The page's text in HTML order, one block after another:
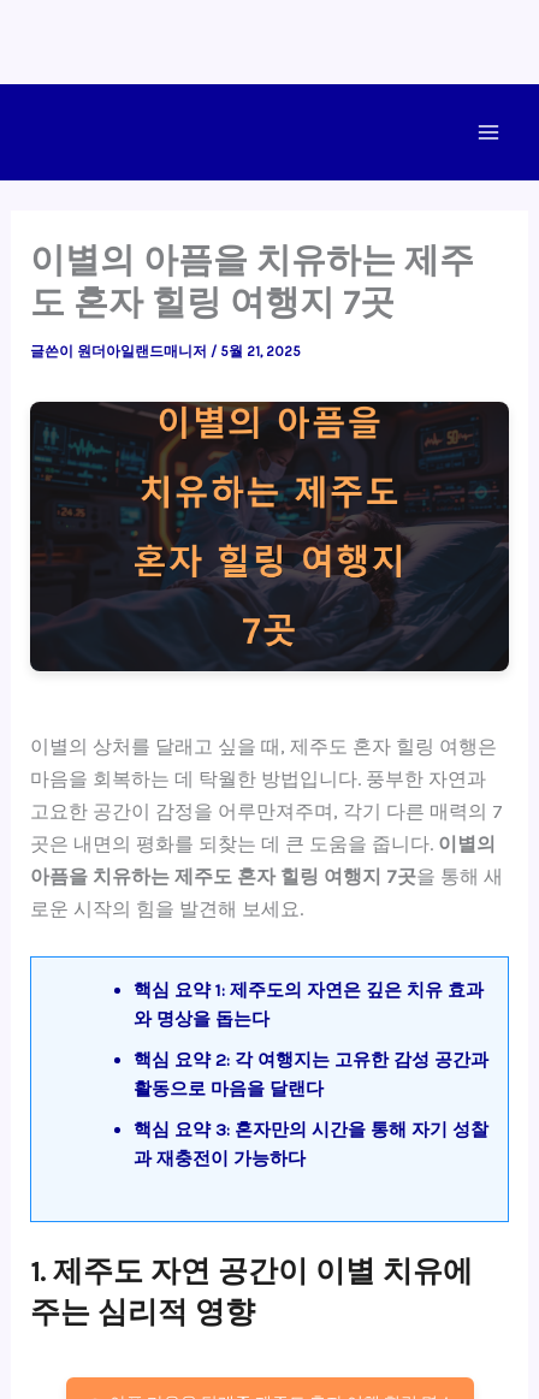
이별의 아픔을 치유하는 제주
도 혼자 힐링 여행지 7곳
글쓴이 원더아일랜드매니저 / 5월 21, 2025
이별의 상처를 달래고 싶을 때, 제주도 혼자 힐링 여행은
마음을 회복하는 데 탁월한 방법입니다. 풍부한 자연과
고요한 공간이 감정을 어루만져주며, 각기 다른 매력의 7
곳은 내면의 평화를 되찾는 데 큰 도움을 줍니다. 이별의
아픔을 치유하는 제주도 혼자 힐링 여행지 7곳을 통해 새
로운 시작의 힘을 발견해 보세요.
핵심 요약 1: 제주도의 자연은 깊은 치유 효과
와 명상을 돕는다
핵심 요약 2: 각 여행지는 고유한 감성 공간과
활동으로 마음을 달랜다
핵심 요약 3: 혼자만의 시간을 통해 자기 성찰
과 재충전이 가능하다
1. 제주도 자연 공간이 이별 치유에
주는 심리적 영향